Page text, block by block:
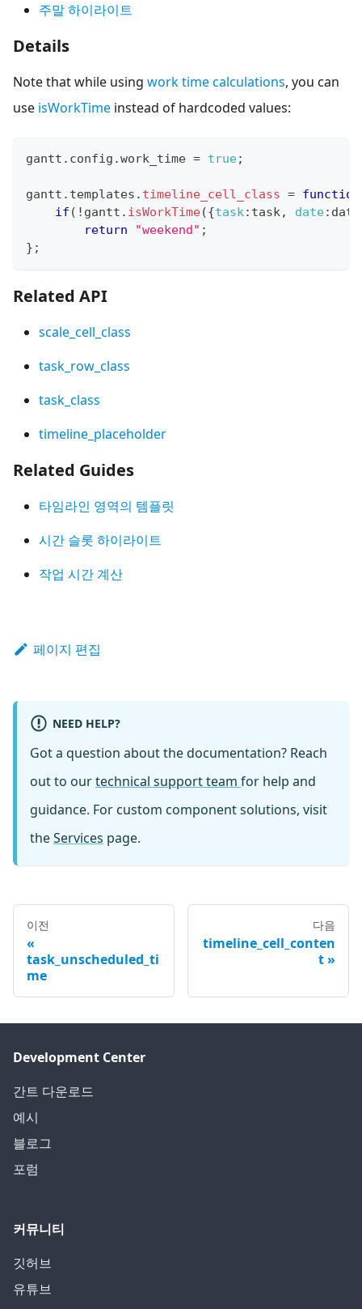
주말 하이라이트
Details
Note that while using work time calculations, you can
use isWorkTime instead of hardcoded values:
gantt . config .work_time = true;
gantt . templates . timeline_cell_class = function
if ( ! gantt . isWorkTime({task: task, date: date
return
"weekend" ;
} ;
Related API
scale_cell_class
task_row_class
task_class
timeline_placeholder
Related Guides
타임라인 영역의 템플릿
시간 슬롯 하이라이트
작업 시간 계산
페이지 편집
NEED HELP?
Got a question about the documentation? Reach
out to ourtechnical support team for help and
guidance. For custom component solutions, visit
theServices page.
이전
task_unscheduled_ti
me
다음
timeline_cell_conten
t
Development Center
간트 다운로드
예시
블로그
포럼
커뮤니티
깃허브
유튜브